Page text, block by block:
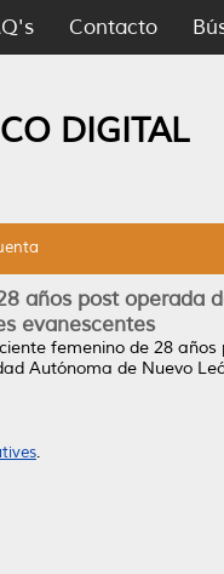
Contacto
DIGITAL
años post operada
evanescentes
femenino de 28
Autónoma de Nuevo
.